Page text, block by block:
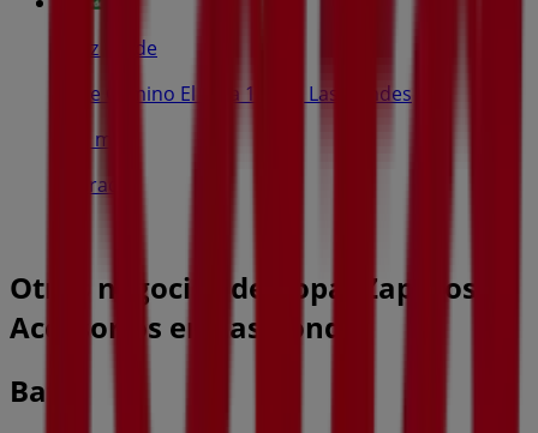
Cruz Verde
Calle Camino El Alba 12620, Las Condes
723 m
Cerrado
Otros negocios de Ropa, Zapatos y
Accesorios en Las Condes
Bata